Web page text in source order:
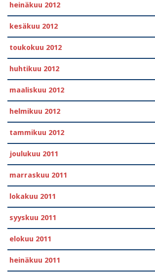
heinäkuu 2012
kesäkuu 2012
toukokuu 2012
huhtikuu 2012
maaliskuu 2012
helmikuu 2012
tammikuu 2012
joulukuu 2011
marraskuu 2011
lokakuu 2011
syyskuu 2011
elokuu 2011
heinäkuu 2011